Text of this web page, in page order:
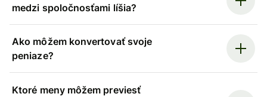
medzi spoločnosťami líšia?
Ako môžem konvertovať svoje
peniaze?
Ktoré meny môžem previesť